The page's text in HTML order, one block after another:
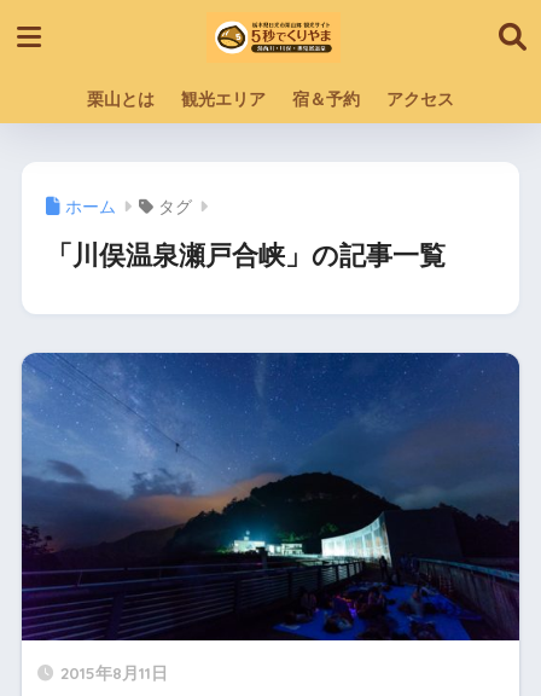
栗山とは 観光エリア 宿＆予約 アクセス
ホーム タグ
「川俣温泉瀬戸合峡」の記事一覧
2015年8月11日